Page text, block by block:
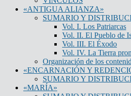
«ANTIGUA ALIANZA»
SUMARIO Y
Vol. I. Los Patriarcas
Vol. II. El Pueblo de
Vol. III. El Éxodo
Vol. IV. La Tierra
Organización de los
«ENCARNACIÓN Y
SUMARIO Y
«MARÍA»